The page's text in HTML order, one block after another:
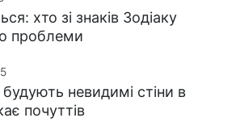
хто зі знаків Зодіаку
проблеми
будують невидимі стіни в
почуттів